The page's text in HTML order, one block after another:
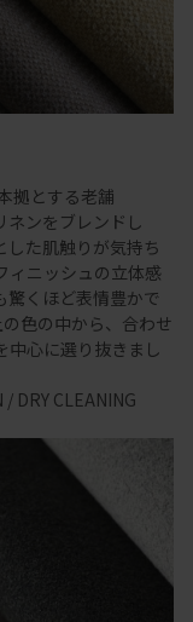
拠とする老舗
ネンをブレンドし
した肌触りが気持ち
ィニッシュの立体感
驚くほど表情豊かで
色の中から、合わせ
中心に選り抜きまし
DRY CLEANING